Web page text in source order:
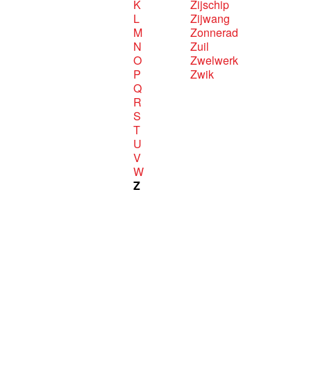
K
L
M
N
O
P
Q
R
S
T
U
V
W
Z
Zijschip
Zijwang
Zonnerad
Zuil
Zwelwerk
Zwik